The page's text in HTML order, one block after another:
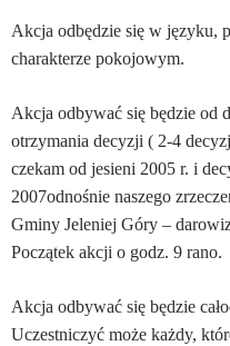
Akcja odbędzie się w języku,
charakterze pokojowym.
Akcja odbywać się będzie od
otrzymania decyzji ( 2-4
czekam od jesieni 2005 r. i
2007odnośnie naszego
Gminy Jeleniej Góry –
Początek akcji o godz. 9 rano.
Akcja odbywać się będzie
Uczestniczyć może każdy,